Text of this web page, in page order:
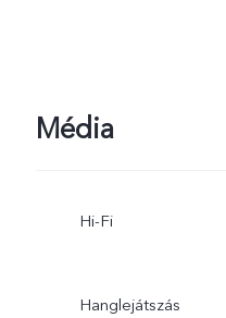
Média
Hi-Fi
Hanglejátszás